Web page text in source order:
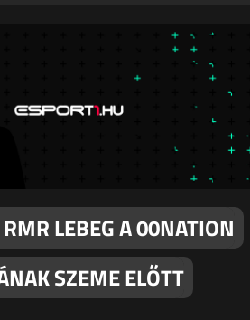
LEBEG A 00NATION
SZEME ELŐTT